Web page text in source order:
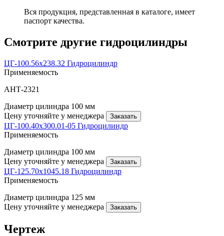
Вся продукция, представленная в каталоге, имеет
паспорт качества.
Смотрите другие гидроцилиндры
ЦГ-100.56х238.32 Гидроцилиндр
Применяемость
АНТ-2321
Диаметр цилиндра 100 мм
Цену уточняйте у менеджера
Заказать
ЦГ-100.40х300.01-05 Гидроцилиндр
Применяемость
Диаметр цилиндра 100 мм
Цену уточняйте у менеджера
Заказать
ЦГ-125.70х1045.18 Гидроцилиндр
Применяемость
Диаметр цилиндра 125 мм
Цену уточняйте у менеджера
Заказать
Чертеж